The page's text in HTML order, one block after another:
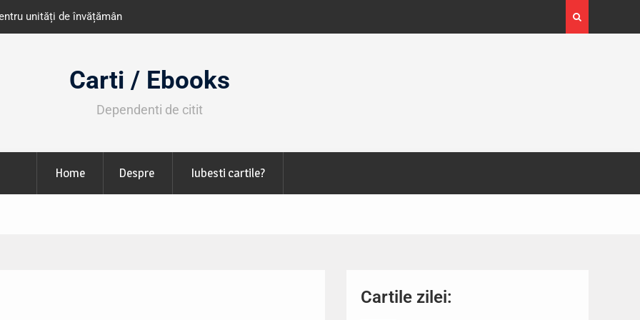
din România
octombrie
Expoziția Brâncuși de la Timișoara a atras peste
130.000 de vizitatori
Carti / Ebooks
Dependenti de citit
Home Despre Iubesti cartile?
Cartile zilei: